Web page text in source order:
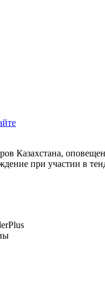
Казахстана,
при участии в